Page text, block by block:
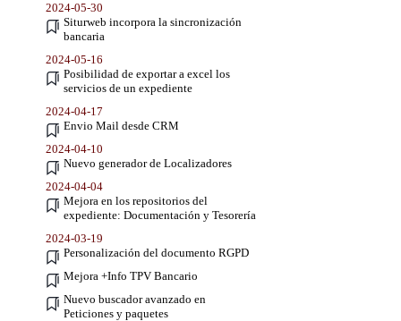
2024-05-30
Siturweb incorpora la sincronización
bancaria
2024-05-16
Posibilidad de exportar a excel los
servicios de un expediente
2024-04-17
Envio Mail desde CRM
2024-04-10
Nuevo generador de Localizadores
2024-04-04
Mejora en los repositorios del
expediente: Documentación y Tesorería
2024-03-19
Personalización del documento RGPD
Mejora +Info TPV Bancario
Nuevo buscador avanzado en
Peticiones y paquetes